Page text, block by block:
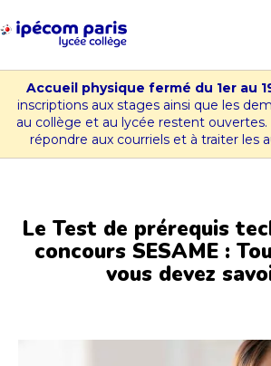
au
Collège
Ipécom
Paris
Accueil physique fermé du 1er au
inscriptions aux stages ainsi que les
au collège et au lycée restent
répondre aux courriels et à traiter les
Le Test de prérequis
concours SESAME :
vous devez